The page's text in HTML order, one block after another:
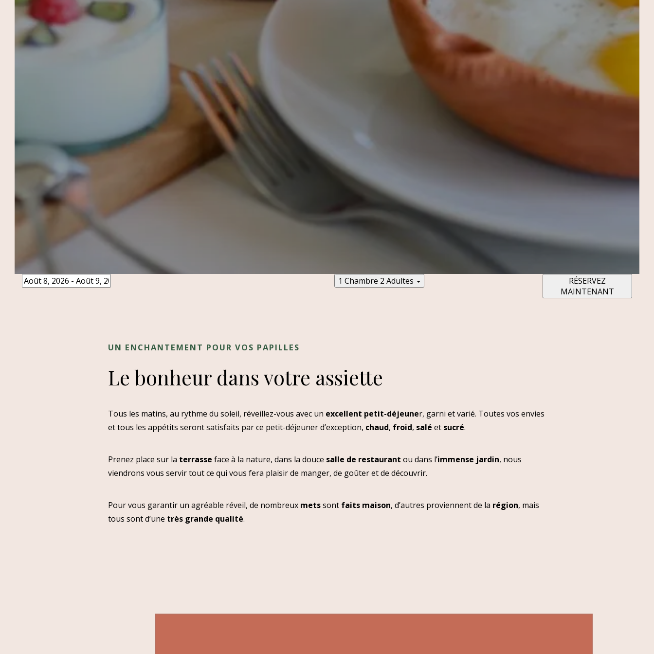
1 Chambre 2 Adultes
RÉSERVEZ
MAINTENANT
UN ENCHANTEMENT POUR VOS PAPILLES
Le bonheur dans votre assiette
Tous les matins, au rythme du soleil, réveillez-vous avec un excellent petit-déjeuner, garni et varié. Toutes vos envies
et tous les appétits seront satisfaits par ce petit-déjeuner d’exception, chaud, froid, salé et sucré.
Prenez place sur la terrasse face à la nature, dans la douce salle de restaurant ou dans l’immense jardin, nous
viendrons vous servir tout ce qui vous fera plaisir de manger, de goûter et de découvrir.
Pour vous garantir un agréable réveil, de nombreux metssont faits maison, d’autres proviennent de la région, mais
tous sont d’une très grande qualité.